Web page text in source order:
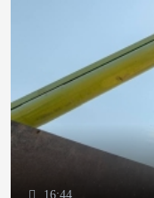
16:44